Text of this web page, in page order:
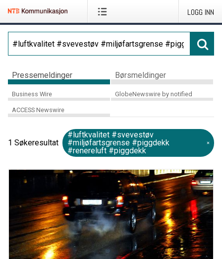
LOGG INN
Pressemeldinger Børsmeldinger
Business Wire GlobeNewswire by notified
ACCESS Newswire
1 Søkeresultat
#luftkvalitet #svevestøv
#miljøfartsgrense #piggdekk
#renereluft #piggdekk